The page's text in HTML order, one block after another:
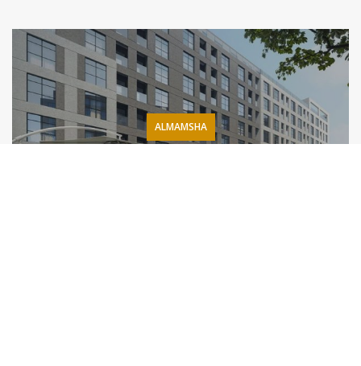
ALMAMSHA